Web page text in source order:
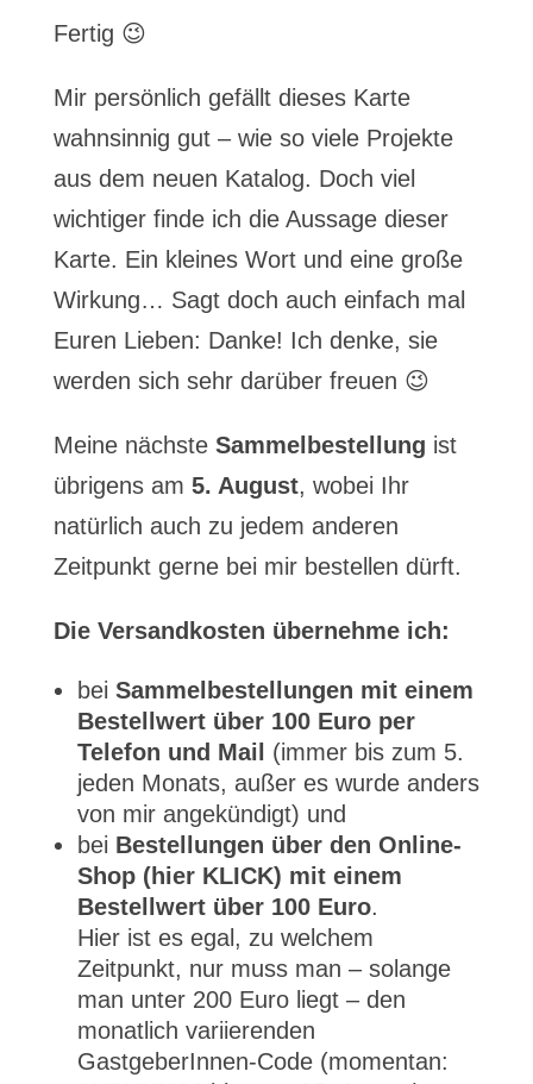
Fertig 😉
Mir persönlich gefällt dieses Karte
wahnsinnig gut – wie so viele Projekte
aus dem neuen Katalog. Doch viel
wichtiger finde ich die Aussage dieser
Karte. Ein kleines Wort und eine große
Wirkung… Sagt doch auch einfach mal
Euren Lieben: Danke! Ich denke, sie
werden sich sehr darüber freuen 😉
Meine nächste Sammelbestellung ist
übrigens am 5. August, wobei Ihr
natürlich auch zu jedem anderen
Zeitpunkt gerne bei mir bestellen dürft.
Die Versandkosten übernehme ich:
bei Sammelbestellungen mit einem
Bestellwert über 100 Euro per
Telefon und Mail
(immer bis zum 5.
jeden Monats, außer es wurde anders
von mir angekündigt) und
bei Bestellungen über den Online-
Shop (hier KLICK) mit einem
Bestellwert über 100 Euro.
Hier ist es egal, zu welchem
Zeitpunkt, nur muss man – solange
man unter 200 Euro liegt – den
monatlich variierenden
GastgeberInnen-Code (momentan: